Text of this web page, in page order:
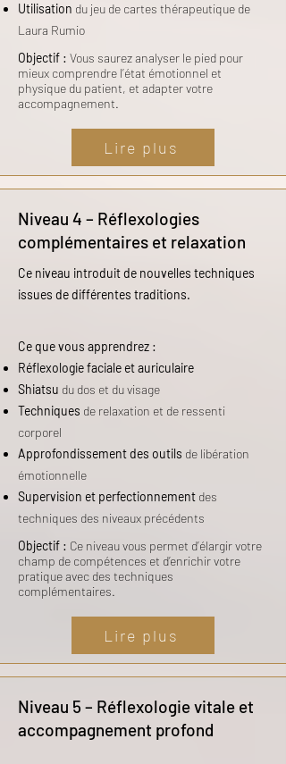
Utilisation du jeu de cartes thérapeutique de
Laura Rumio
Objectif : Vous saurez analyser le pied pour
mieux comprendre l’état émotionnel et
physique du patient, et adapter votre
accompagnement.
Lire plus
Niveau 4 – Réflexologies
complémentaires et relaxation
Ce niveau introduit de nouvelles techniques
issues de différentes traditions.
Ce que vous apprendrez :
Réflexologie faciale et auriculaire
Shiatsu du dos et du visage
Techniques de relaxation et de ressenti
corporel
Approfondissement des outils de libération
émotionnelle
Supervision et perfectionnement des
techniques des niveaux précédents
Objectif : Ce niveau vous permet d’élargir votre
champ de compétences et d’enrichir votre
pratique avec des techniques
complémentaires.
Lire plus
Niveau 5 – Réflexologie vitale et
accompagnement profond